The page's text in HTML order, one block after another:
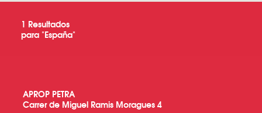
1 Resultados
para "España"
APROP PETRA
Carrer de Miguel Ramis Moragues 4